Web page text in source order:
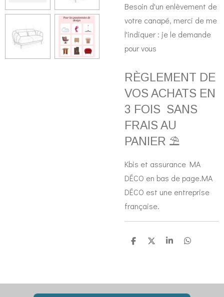
Besoin d'un enlèvement de
votre canapé, merci de me
l'indiquer : je le demande
pour vous
RÈGLEMENT DE
VOS ACHATS EN
3 FOIS SANS
FRAIS AU
PANIER ⛱️
Kbis et assurance MA
DÉCO en bas de page.MA
DÉCO est une entreprise
française.
P
g
e
P
g
e
P
g
e
P
g
e